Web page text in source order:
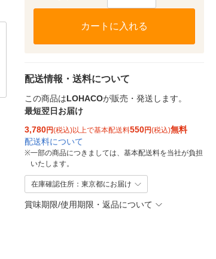
カートに入れる
配送情報・送料について
この商品はLOHACOが販売・発送します。
最短翌日お届け
3,780円(税込)以上で基本配送料550円(税込)無料
配送料について
※一部の商品につきましては、基本配送料を当社が負担
いたします。
在庫確認住所：東京都にお届け
賞味期限/使用期限・返品について